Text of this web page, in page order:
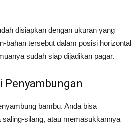
disiapkan dengan ukuran yang
bahan tersebut dalam posisi horizontal
sudah siap dijadikan pagar.
Penyambungan
bambu. Anda bisa
saling-silang, atau memasukkannya